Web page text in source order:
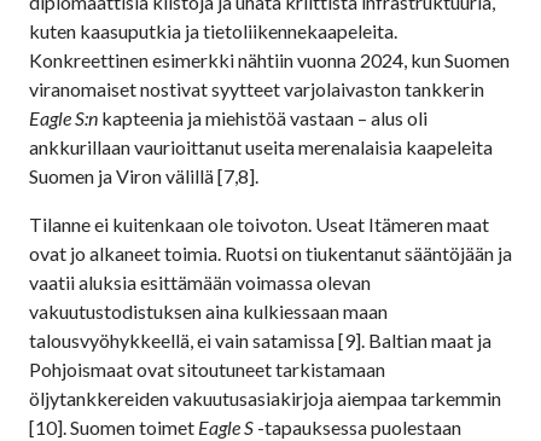
kuten kaasuputkia ja tietoliikennekaapeleita.
Konkreettinen esimerkki nähtiin vuonna 2024, kun Suomen
viranomaiset nostivat syytteet varjolaivaston tankkerin
Eagle S:n kapteenia ja miehistöä vastaan – alus oli
ankkurillaan vaurioittanut useita merenalaisia kaapeleita
Suomen ja Viron välillä [7,8].
Tilanne ei kuitenkaan ole toivoton. Useat Itämeren maat
ovat jo alkaneet toimia. Ruotsi on tiukentanut sääntöjään ja
vaatii aluksia esittämään voimassa olevan
vakuutustodistuksen aina kulkiessaan maan
talousvyöhykkeellä, ei vain satamissa [9]. Baltian maat ja
Pohjoismaat ovat sitoutuneet tarkistamaan
öljytankkereiden vakuutusasiakirjoja aiempaa tarkemmin
[10]. Suomen toimet Eagle S -tapauksessa puolestaan